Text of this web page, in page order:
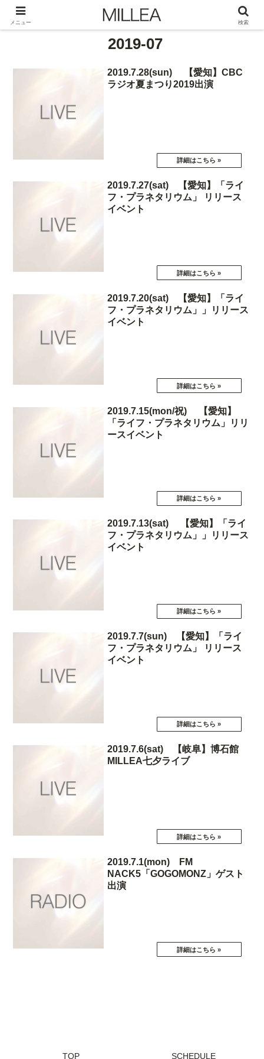
2019-07
2019.7.28(sun) 【愛知】CBC
ラジオ夏まつり2019出演
2019.7.27(sat) 【愛知】「ライ
フ・プラネタリウム」 リリース
イベント
2019.7.20(sat) 【愛知】「ライ
フ・プラネタリウム」」リリース
イベント
2019.7.15(mon/祝) 【愛知】
「ライフ・プラネタリウム」リリ
ースイベント
2019.7.13(sat) 【愛知】「ライ
フ・プラネタリウム」」リリース
イベント
2019.7.7(sun) 【愛知】「ライ
フ・プラネタリウム」 リリース
イベント
2019.7.6(sat) 【岐阜】博石館
MILLEA七夕ライブ
2019.7.1(mon) FM
NACK5「GOGOMONZ」ゲスト
出演
TOP SCHEDULE
メニュー 検索